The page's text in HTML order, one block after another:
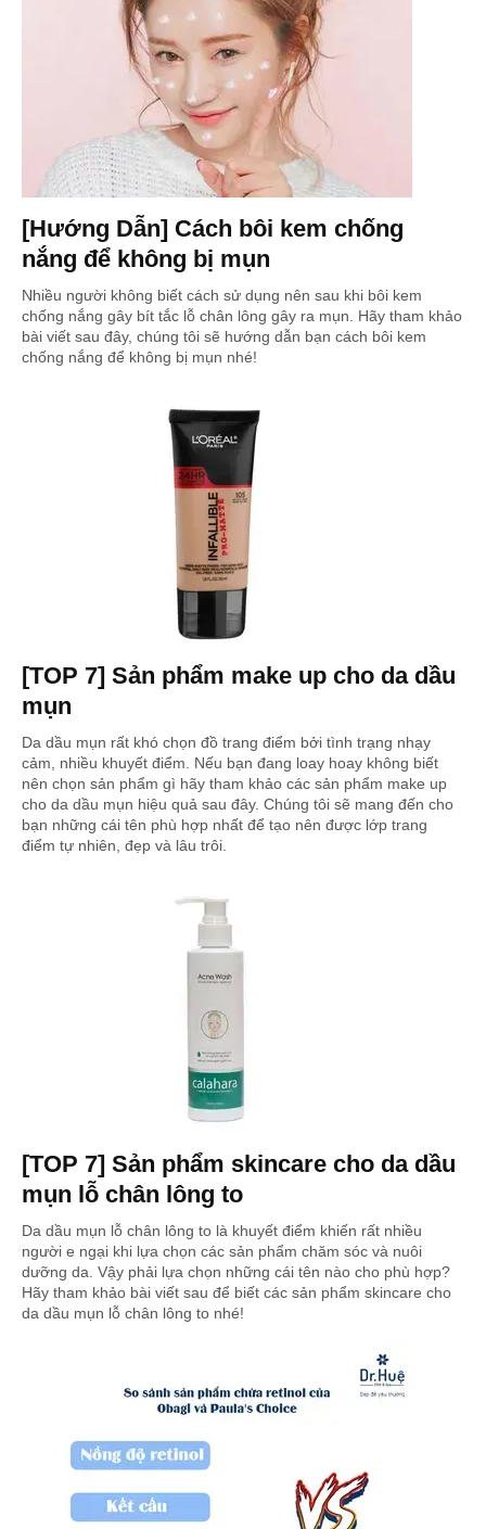
[Hướng Dẫn] Cách bôi kem chống
nắng để không bị mụn
Nhiều người không biết cách sử dụng nên sau khi bôi kem
chống nắng gây bít tắc lỗ chân lông gây ra mụn. Hãy tham khảo
bài viết sau đây, chúng tôi sẽ hướng dẫn bạn cách bôi kem
chống nắng để không bị mụn nhé!
[TOP 7] Sản phẩm make up cho da dầu
mụn
Da dầu mụn rất khó chọn đồ trang điểm bởi tình trạng nhạy
cảm, nhiều khuyết điểm. Nếu bạn đang loay hoay không biết
nên chọn sản phẩm gì hãy tham khảo các sản phẩm make up
cho da dầu mụn hiệu quả sau đây. Chúng tôi sẽ mang đến cho
bạn những cái tên phù hợp nhất để tạo nên được lớp trang
điểm tự nhiên, đẹp và lâu trôi.
[TOP 7] Sản phẩm skincare cho da dầu
mụn lỗ chân lông to
Da dầu mụn lỗ chân lông to là khuyết điểm khiến rất nhiều
người e ngại khi lựa chọn các sản phẩm chăm sóc và nuôi
dưỡng da. Vậy phải lựa chọn những cái tên nào cho phù hợp?
Hãy tham khảo bài viết sau để biết các sản phẩm skincare cho
da dầu mụn lỗ chân lông to nhé!